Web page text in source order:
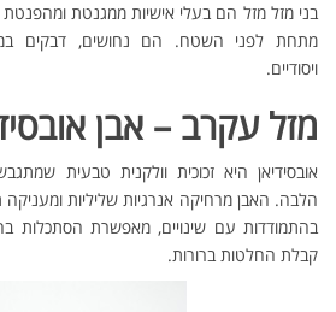
בני מזל מזל הם בעלי אישיות ממגנטת ומהפנטת
מתחת לפני השטח. הם נחושים, דבקים
ויסודיים.
מזל עקרב – אבן
אובסידיאן היא זכוכית וולקנית טבעית
הלבה. האבן מרחיקה אנרגיות שליליות
בהתמודדות עם שינויים, מאפשרת הסתכלות
קבלת החלטות ברורות.